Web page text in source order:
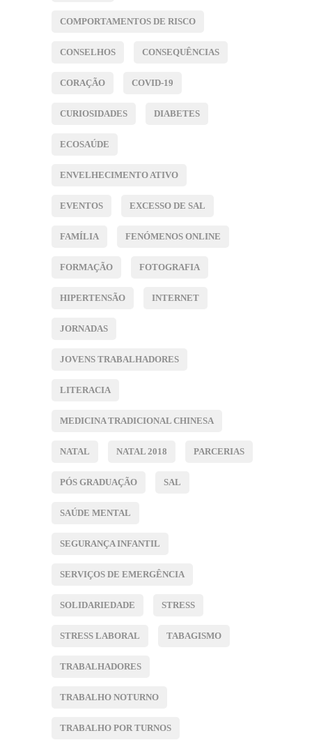
COMPORTAMENTOS DE RISCO
CONSELHOS CONSEQUÊNCIAS
CORAÇÃO COVID-19
CURIOSIDADES DIABETES
ECOSAÚDE
ENVELHECIMENTO ATIVO
EVENTOS EXCESSO DE SAL
FAMÍLIA FENÓMENOS ONLINE
FORMAÇÃO FOTOGRAFIA
HIPERTENSÃO INTERNET
JORNADAS
JOVENS TRABALHADORES
LITERACIA
MEDICINA TRADICIONAL CHINESA
NATAL NATAL 2018 PARCERIAS
PÓS GRADUAÇÃO SAL
SAÚDE MENTAL
SEGURANÇA INFANTIL
SERVIÇOS DE EMERGÊNCIA
SOLIDARIEDADE STRESS
STRESS LABORAL TABAGISMO
TRABALHADORES
TRABALHO NOTURNO
TRABALHO POR TURNOS